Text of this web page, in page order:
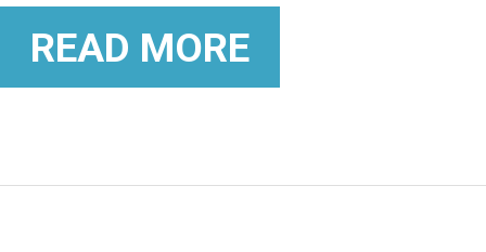
READ MORE